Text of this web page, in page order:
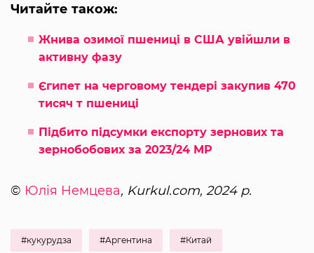
Читайте також:
Жнива озимої пшениці в США увійшли в
активну фазу
Єгипет на черговому тендері закупив 470
тисяч т пшениці
Підбито підсумки експорту зернових та
зернобобових за 2023/24 МР
© Юлія Немцева, Kurkul.com, 2024 р.
#кукурудза #Аргентина #Китай